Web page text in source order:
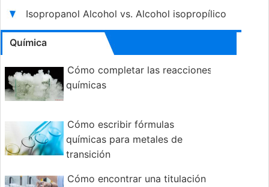
Isopropanol Alcohol vs. Alcohol isopropílico
Química
Cómo completar las reacciones
químicas
Cómo escribir fórmulas
químicas para metales de
transición
Cómo encontrar una titulación